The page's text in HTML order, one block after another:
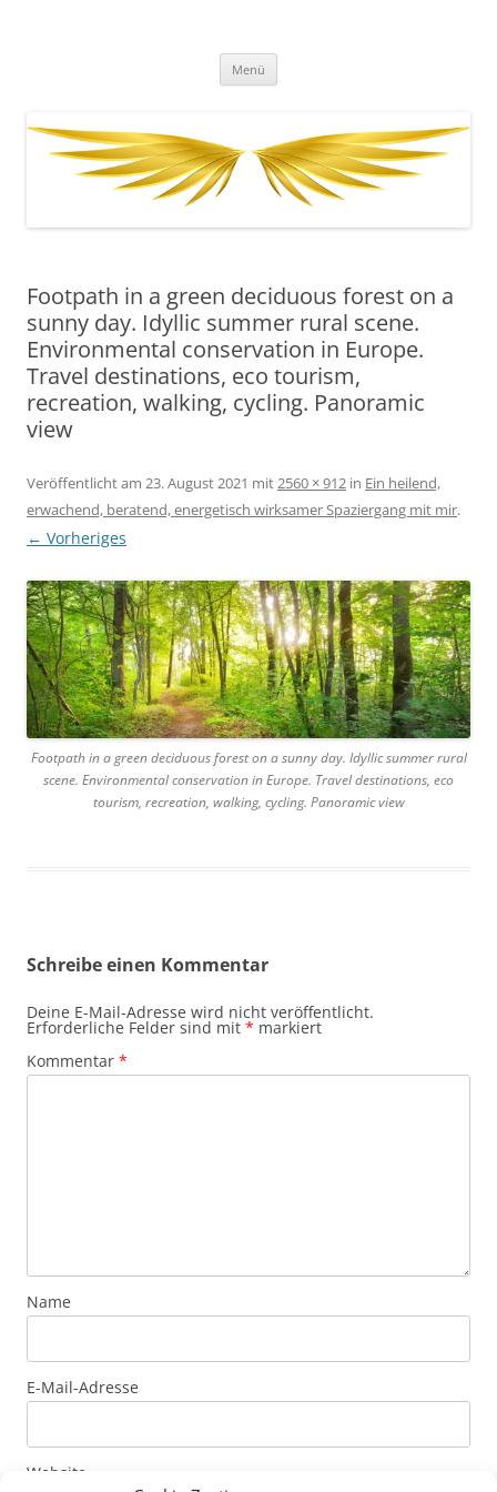
Unterstützung zu dir Selbst. Dein
ursprüngliches Herz, Sein und
Leben. Durch mit Gott, Christus,
den Engeln und Lichtwesen im
FREQUENZAUSWIRKUNGEN VIA BOTSCHAFTEN, HELLSICHT UND
Menü
Footpath in a green deciduous forest on a
sunny day. Idyllic summer rural scene.
Environmental conservation in Europe.
Travel destinations, eco tourism,
recreation, walking, cycling. Panoramic
view
Veröffentlicht am 23. August 2021 mit2560 × 912 in Ein heilend,
erwachend, beratend, energetisch wirksamer Spaziergang mit mir.
← Vorheriges
Footpath in a green deciduous forest on a sunny day. Idyllic summer rural
scene. Environmental conservation in Europe. Travel destinations, eco
tourism, recreation, walking, cycling. Panoramic view
Schreibe einen Kommentar
Deine E-Mail-Adresse wird nicht veröffentlicht.
Erforderliche Felder sind mit * markiert
Kommentar *
Name
E-Mail-Adresse
Website